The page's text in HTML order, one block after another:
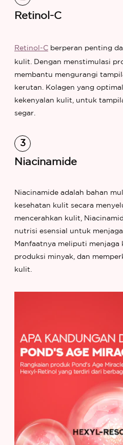
Retinol-C
Retinol-C berperan penting
kulit. Dengan menstimulasi
membantu mengurangi
kerutan. Kolagen yang
kekenyalan kulit, untuk
segar.
Niacinamide
Niacinamide adalah bahan
kesehatan kulit secara
mencerahkan kulit,
nutrisi esensial untuk
Manfaatnya meliputi menjaga
produksi minyak, dan
kulit.